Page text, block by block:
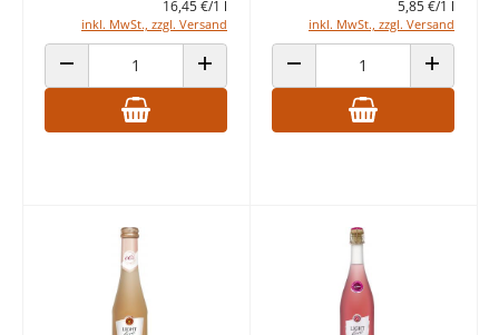
16,45 €/1 l
inkl. MwSt., zzgl. Versand
ANZAHL VERRINGERN ANZAHL ERHÖHEN
5,85 €/1 l
inkl. MwSt., zzgl. Versand
ANZAHL VERRINGERN ANZAHL